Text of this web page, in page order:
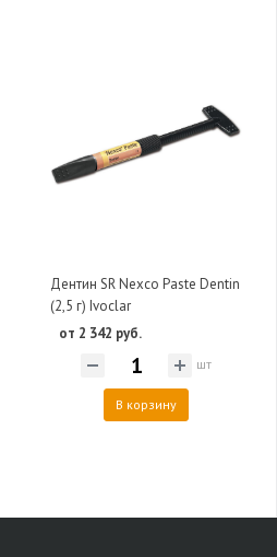
Дентин SR Nexco Paste Dentin
(2,5 г) Ivoclar
от 2 342 руб.
шт
В корзину